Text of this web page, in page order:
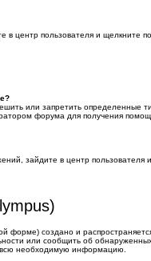
в центр пользователя и щелкните
или запретить определенные
форума для получения
зайдите в центр
форме) создано и
или сообщить об
необходимую информацию.